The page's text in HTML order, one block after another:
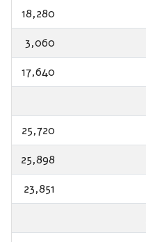
18,280
3,060
17,640
25,720
25,898
23,851